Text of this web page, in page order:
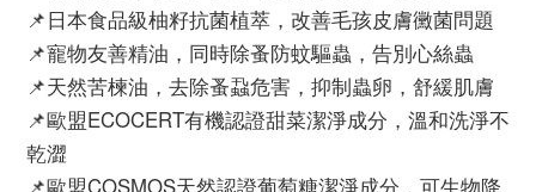
📌日本食品級柚籽抗菌植萃，改善毛孩皮膚黴菌問題
📌寵物友善精油，同時除蚤防蚊驅蟲，告別心絲蟲
📌天然苦楝油，去除蚤蝨危害，抑制蟲卵，舒緩肌膚
📌歐盟ECOCERT有機認證甜菜潔淨成分，溫和洗淨不
乾澀